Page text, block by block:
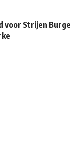
voor Strijen